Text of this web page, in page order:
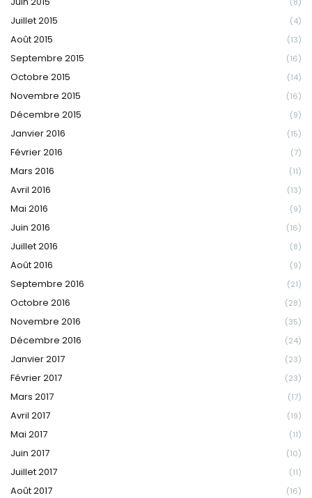
Juillet 2015 (4)
Août 2015 (13)
Septembre 2015 (16)
Octobre 2015 (14)
Novembre 2015 (16)
Décembre 2015 (9)
Janvier 2016 (15)
Février 2016 (7)
Mars 2016 (11)
Avril 2016 (13)
Mai 2016 (9)
Juin 2016 (16)
Juillet 2016 (8)
Août 2016 (9)
Septembre 2016 (21)
Octobre 2016 (28)
Novembre 2016 (35)
Décembre 2016 (24)
Janvier 2017 (23)
Février 2017 (23)
Mars 2017 (17)
Avril 2017 (19)
Mai 2017 (11)
Juin 2017 (10)
Juillet 2017 (11)
Août 2017 (16)